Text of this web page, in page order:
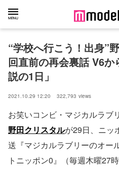
“学校へ行こう！出身”
回直前の再会裏話 V6
説の1日」
2021.10.29 12:20 322,793 views
お笑いコンビ・マジカルラブ
野田クリスタルが29日、ニッ
送『マジカルラブリーのオー
トニッポン0』（毎週木曜27時